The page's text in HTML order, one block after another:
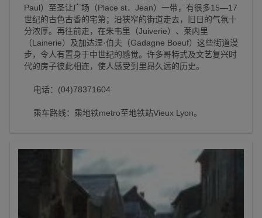
Paul）至圣让广场（Place st．Jean）一带，有很多15—17
世纪的古色古香的宅第；沿狭窄的街道走去，旧日的气氛十
分浓厚。再往前走，在朱韦里（Juiverie）、莱内里
（Lainerie）及加达涅·伯夫（Gadagne Boeuf）这些街道漫
步，令人有置身于中世纪的感觉。许多哥特式及文艺复兴时
代的房子彼此相连，使人感受到里昂久远的历史。
电话：(04)78371604
乘车路线：乘地铁metro至地铁站Vieux Lyon。